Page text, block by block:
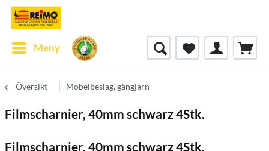
Meny
Översikt Möbelbeslag, gångjärn
Filmscharnier, 40mm schwarz 4Stk.
Filmscharnier, 40mm schwarz 4Stk.